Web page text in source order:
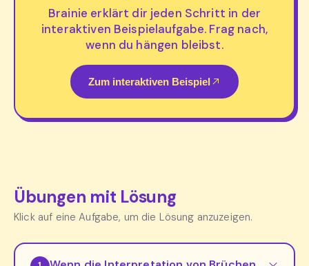
Brainie erklärt dir jeden Schritt in der
interaktiven Beispielaufgabe. Frag nach,
wenn du hängen bleibst.
Zum interaktiven Beispiel
Übungen mit Lösung
Klick auf eine Aufgabe, um die Lösung anzuzeigen.